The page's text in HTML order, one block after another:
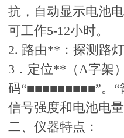
抗，自动显示电池
可工作5-12小时。
2. 路由**：探测路
3．定位**（A字架
码“■■■■■■■■■”。
信号强度和电池电
二、仪器特点：